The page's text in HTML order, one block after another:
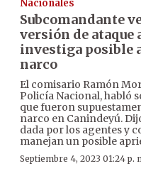
Nacionales
Subcomandante
versión de ataque
investiga posible
narco
El comisario Ramón
Policía Nacional, habló
que fueron
narco en Canindeyú.
dada por los agentes y
manejan un posible
Septiembre 4, 2023 01:24 p.